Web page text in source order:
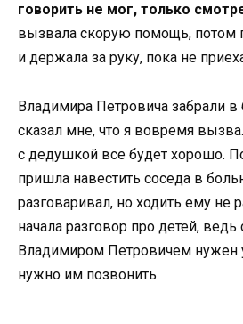
говорить не мог, только
вызвала скорую помощь, потом
и держала за руку, пока не
Владимира Петровича забрали в
сказал мне, что я вовремя
с дедушкой все будет хорошо.
пришла навестить соседа в
разговаривал, но ходить ему не
начала разговор про детей, ведь
Владимиром Петровичем нужен
нужно им позвонить.